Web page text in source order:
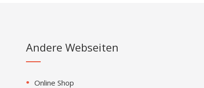
Andere Webseiten
Online Shop